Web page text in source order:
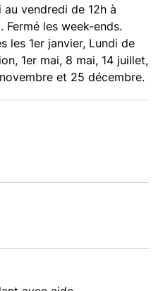
au vendredi de 12h à
Fermé les week-ends.
les 1er janvier, Lundi de
1er mai, 8 mai, 14 juillet,
et 25 décembre.